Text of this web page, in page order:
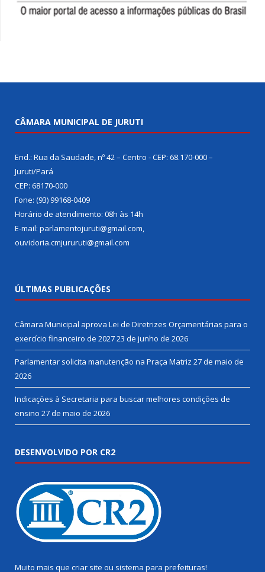
CÂMARA MUNICIPAL DE JURUTI
End.: Rua da Saudade, nº 42 – Centro - CEP: 68.170-000 –
Juruti/Pará
CEP: 68170-000
Fone: (93) 99168-0409
Horário de atendimento: 08h às 14h
E-mail: parlamentojuruti@gmail.com,
ouvidoria.cmjururuti@gmail.com
ÚLTIMAS PUBLICAÇÕES
Câmara Municipal aprova Lei de Diretrizes Orçamentárias para o
exercício financeiro de 202723 de junho de 2026
Parlamentar solicita manutenção na Praça Matriz 27 de maio de
2026
Indicações à Secretaria para buscar melhores condições de
ensino 27 de maio de 2026
DESENVOLVIDO POR CR2
Muito mais que criar site ou sistema para prefeituras!